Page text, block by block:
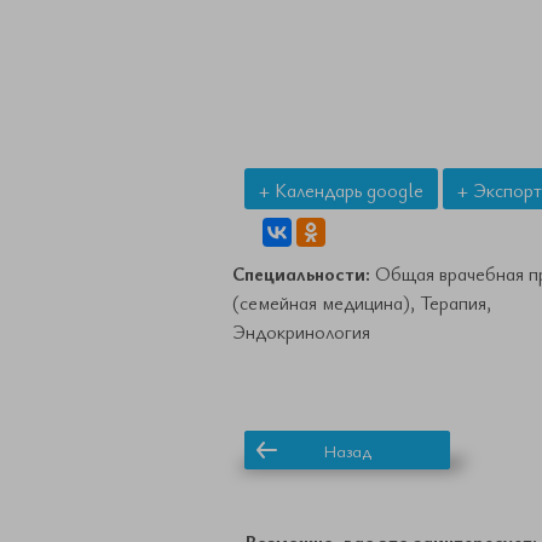
+ Календарь google +
Специальности: Общая врачебная
(семейная медицина), Терапия,
Эндокринология
Назад